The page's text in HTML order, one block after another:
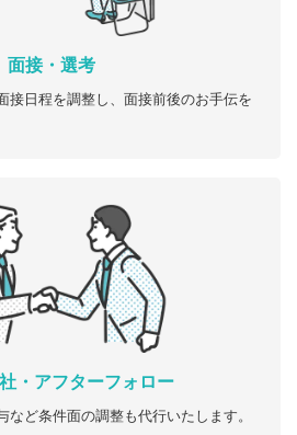
面接・選考
接日程を調整し、面接前後のお手伝を
・アフターフォロー
など条件面の調整も代行いたします。